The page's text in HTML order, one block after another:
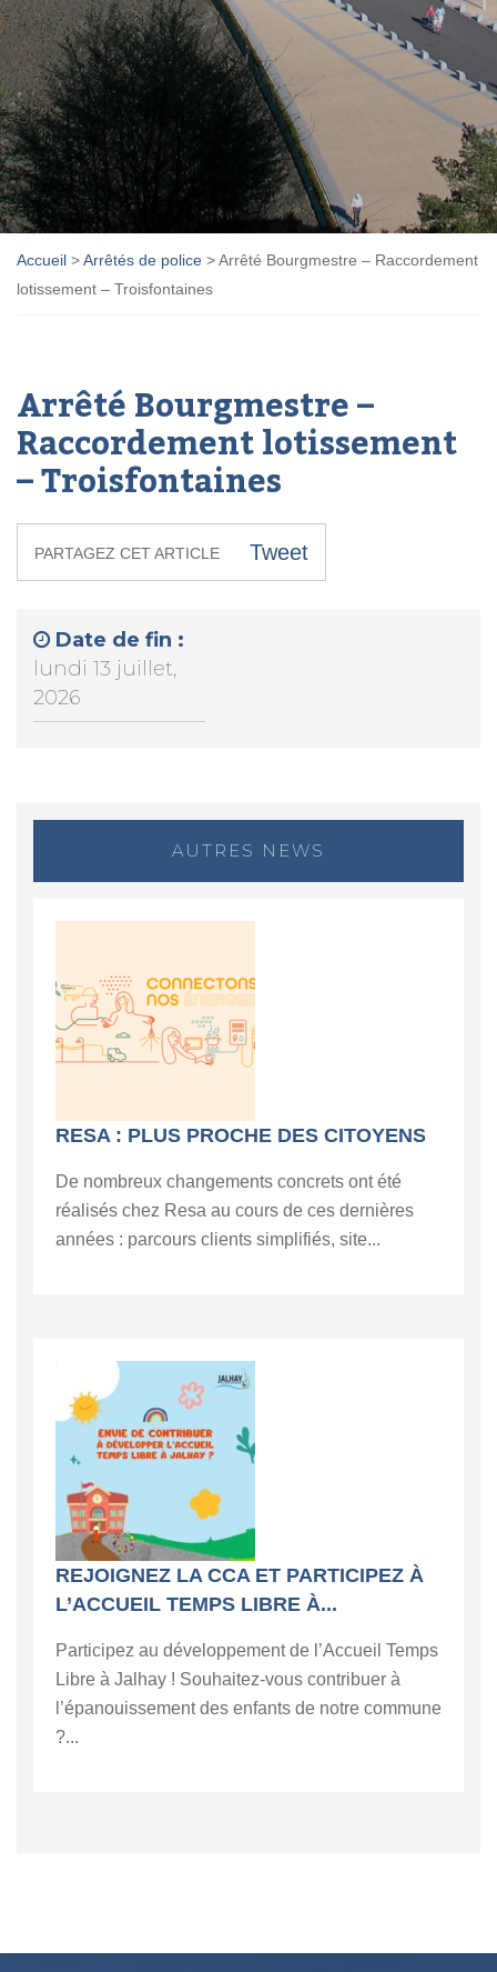
Accueil >Arrêtés de police >Arrêté Bourgmestre – Raccordement
lotissement – Troisfontaines
Arrêté Bourgmestre –
Raccordement lotissement
– Troisfontaines
PARTAGEZ CET ARTICLE Tweet
Date de fin :
lundi 13 juillet,
2026
AUTRES NEWS
RESA : PLUS PROCHE DES CITOYENS
De nombreux changements concrets ont été
réalisés chez Resa au cours de ces dernières
années : parcours clients simplifiés, site...
REJOIGNEZ LA CCA ET PARTICIPEZ À
L’ACCUEIL TEMPS LIBRE À...
Participez au développement de l’Accueil Temps
Libre à Jalhay ! Souhaitez-vous contribuer à
l’épanouissement des enfants de notre commune
?...